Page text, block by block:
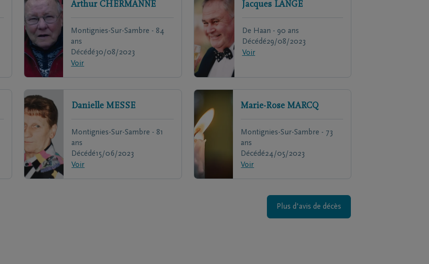
Arthur CHERMANNE
Montignies-Sur-Sambre - 84
ans
Décédé30/08/2023
Voir
Jacques LANGE
De Haan - 90 ans
Décédé29/08/2023
Voir
Danielle MESSE
Montignies-Sur-Sambre - 81
ans
Décédé15/06/2023
Voir
Marie-Rose MARCQ
Montignies-Sur-Sambre - 73
ans
Décédé24/05/2023
Voir
Plus d'avis de décès